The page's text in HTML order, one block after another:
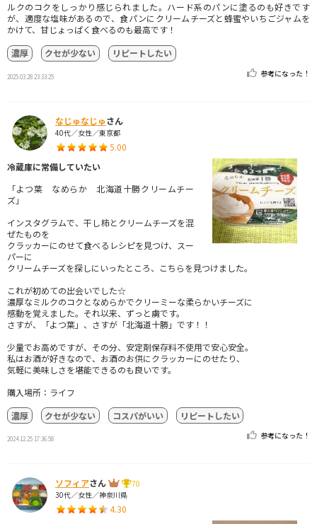
ルクのコクをしっかり感じられました。ハード系のパンに塗るのも好きです
が、適度な塩味があるので、食パンにクリームチーズと蜂蜜やいちごジャムを
かけて、甘じょっぱく食べるのも最高です！
濃厚
クセが少ない リピートしたい
2025.03.28 23:33:25 参考になった！
なじゅなじゅさん
40代／女性／東京都
5.00
冷蔵庫に常備していたい
「よつ葉 なめらか 北海道十勝クリームチー
ズ」
インスタグラムで、干し柿とクリームチーズを混
ぜたものを
クラッカーにのせて食べるレシピを見つけ、スー
パーに
クリームチーズを探しにいったところ、こちらを見つけました。
これが初めての出会いでした☆
濃厚なミルクのコクとなめらかでクリーミーな柔らかいチーズに
感動を覚えました。それ以来、ずっと虜です。
さすが、「よつ葉」、さすが「北海道十勝」です！！
少量でお高めですが、その分、安定剤保存料不使用で安心安全。
私はお酒が好きなので、お酒のお供にクラッカーにのせたり、
気軽に美味しさを堪能できるのも良いです。
購入場所：ライフ
濃厚
クセが少ない コスパがいい リピートしたい
2024.12.25 17:36:58 参考になった！
ソフィアさん
70
30代／女性／神奈川県
4.30